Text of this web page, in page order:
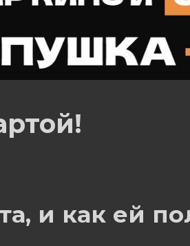
и как ей